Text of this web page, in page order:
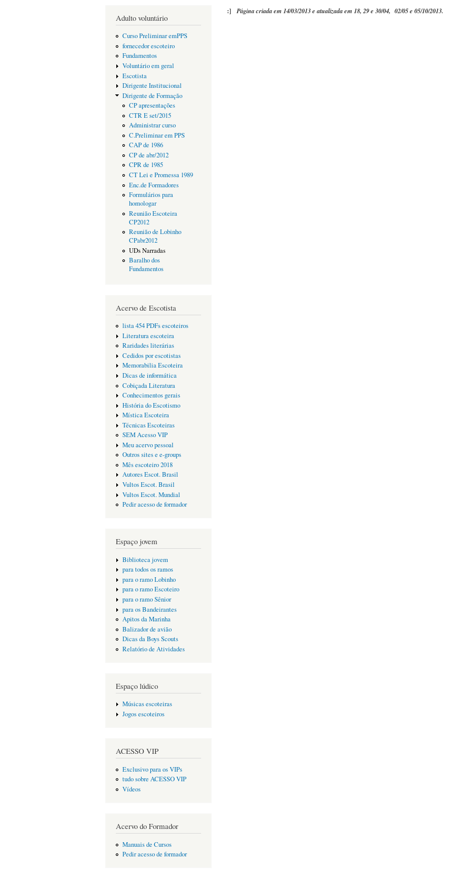
Adulto voluntário
Curso Preliminar emPPS
fornecedor escoteiro
Fundamentos
Voluntário em geral
Escotista
Dirigente Institucional
Dirigente de Formação
CP apresentações
CTR E set/2015
Administrar curso
C.Preliminar em PPS
CAP de 1986
CP de abr/2012
CPR de 1985
CT Lei e Promessa 1989
Enc.de Formadores
Formulários para
homologar
Reunião Escoteira
CP2012
Reunião de Lobinho
CPabr2012
UDs Narradas
Baralho dos
Fundamentos
Acervo de Escotista
lista 454 PDFs escoteiros
Literatura escoteira
Raridades literárias
Cedidos por escotistas
Memorabilia Escoteira
Dicas de informática
Cobiçada Literatura
Conhecimentos gerais
História do Escotismo
Mística Escoteira
Técnicas Escoteiras
SEM Acesso VIP
Meu acervo pessoal
Outros sites e e-groups
Mês escoteiro 2018
Autores Escot. Brasil
Vultos Escot. Brasil
Vultos Escot. Mundial
Pedir acesso de formador
Espaço jovem
Biblioteca jovem
para todos os ramos
para o ramo Lobinho
para o ramo Escoteiro
para o ramo Sênior
para os Bandeirantes
Apitos da Marinha
Balizador de avião
Dicas da Boys Scouts
Relatório de Atividades
Espaço lúdico
Músicas escoteiras
Jogos escoteiros
ACESSO VIP
Exclusivo para os VIPs
tudo sobre ACESSO VIP
Vídeos
Acervo do Formador
Manuais de Cursos
Pedir acesso de formador
:] Página criada em 14/03/2013 e atualizada em 18, 29 e 30/04, 02/05 e 05/10/2013.